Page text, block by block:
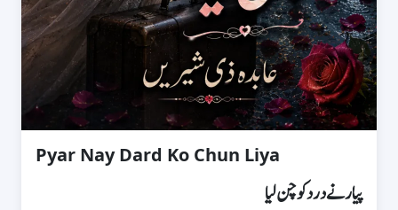
Pyar Nay Dard Ko Chun Liya
پیار نے درد کو چن لیا